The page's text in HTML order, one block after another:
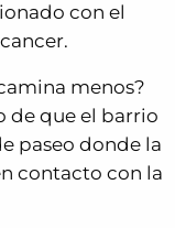
con el
menos?
de que el barrio
paseo donde la
contacto con la